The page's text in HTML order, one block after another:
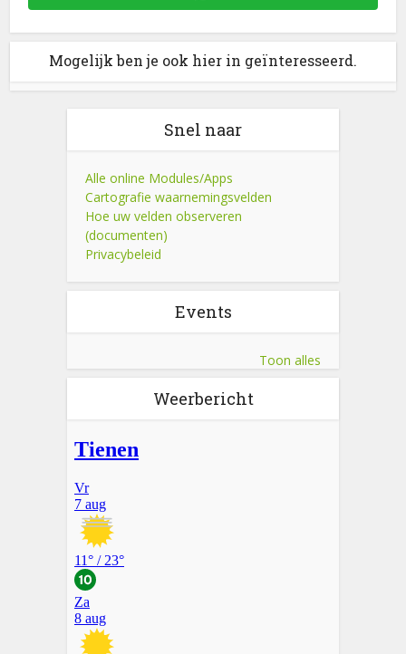
Mogelijk ben je ook hier in geïnteresseerd.
Snel naar
Alle online Modules/Apps
Cartografie waarnemingsvelden
Hoe uw velden observeren
(documenten)
Privacybeleid
Events
Toon alles
Weerbericht